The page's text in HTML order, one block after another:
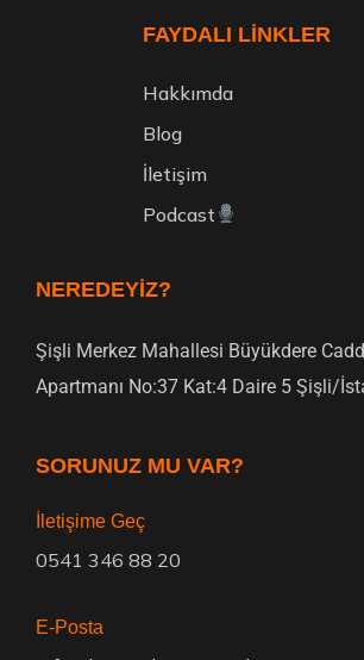
FAYDALI LINKLER
Hakkımda
Blog
İletişim
Podcast
NEREDEYIZ?
Şişli Merkez Mahallesi Büyükdere
Apartmanı No:37 Kat:4 Daire 5 Şişli/
SORUNUZ MU VAR?
İletişime Geç
0541 346 88 20
E-Posta